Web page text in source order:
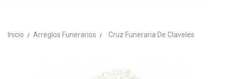
Inicio Arreglos Funerarios Cruz Funeraria De Claveles